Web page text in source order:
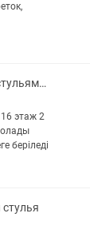
Кухон стол с 4 мягкими стульями в идеальном состояний цвет белый
этаж 2
беріледі